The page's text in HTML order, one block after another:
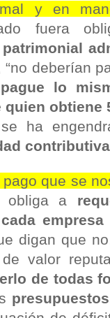
y en
fuera
“no deberían
lo
quien obtiene
ha
pago que se
a
digan que
valor
de todas